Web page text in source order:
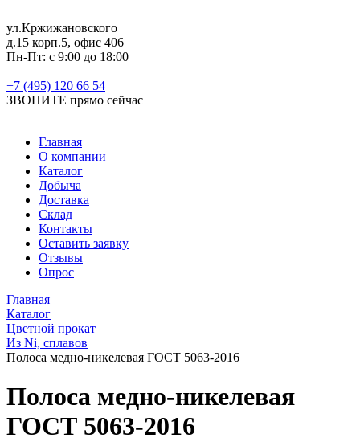
ул.Кржижановского
д.15 корп.5, офис 406
Пн-Пт: с 9:00 до 18:00
+7 (495) 120 66 54
ЗВОНИТЕ прямо сейчас
Главная
О компании
Каталог
Добыча
Доставка
Склад
Контакты
Оставить заявку
Отзывы
Опрос
Главная
Каталог
Цветной прокат
Из Ni, сплавов
Полоса медно-никелевая ГОСТ 5063-2016
Полоса медно-никелевая
ГОСТ 5063-2016